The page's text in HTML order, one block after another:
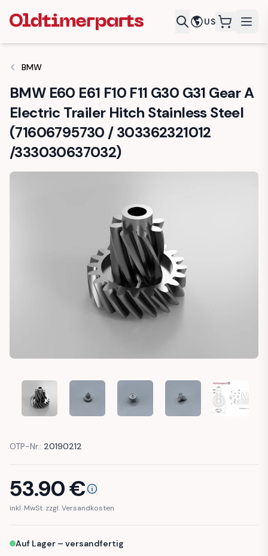
US
BMW
BMW E60 E61 F10 F11 G30 G31 Gear A
Electric Trailer Hitch Stainless Steel
(71606795730 / 303362321012
/333030637032)
OTP-Nr.: 20190212
53.90€
inkl. MwSt. zzgl. Versandkosten
Auf Lager – versandfertig